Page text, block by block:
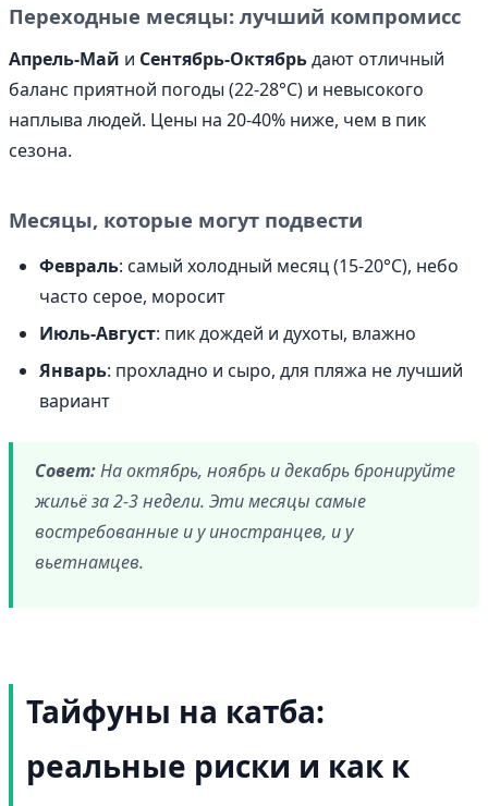
Переходные месяцы: лучший компромисс
Апрель-Май и Сентябрь-Октябрьдают отличный
баланс приятной погоды (22-28°C) и невысокого
наплыва людей. Цены на 20-40% ниже, чем в пик
сезона.
Месяцы, которые могут подвести
Февраль: самый холодный месяц (15-20°C), небо
часто серое, моросит
Июль-Август: пик дождей и духоты, влажно
Январь: прохладно и сыро, для пляжа не лучший
вариант
Совет:На октябрь, ноябрь и декабрь бронируйте
жильё за 2-3 недели. Эти месяцы самые
востребованные и у иностранцев, и у
вьетнамцев.
Тайфуны на катба:
реальные риски и как к